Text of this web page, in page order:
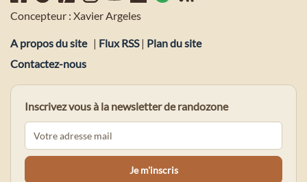
Concepteur : Xavier Argeles
A propos du site | Flux RSS| Plan du site
Contactez-nous
Inscrivez vous à la newsletter de randozone